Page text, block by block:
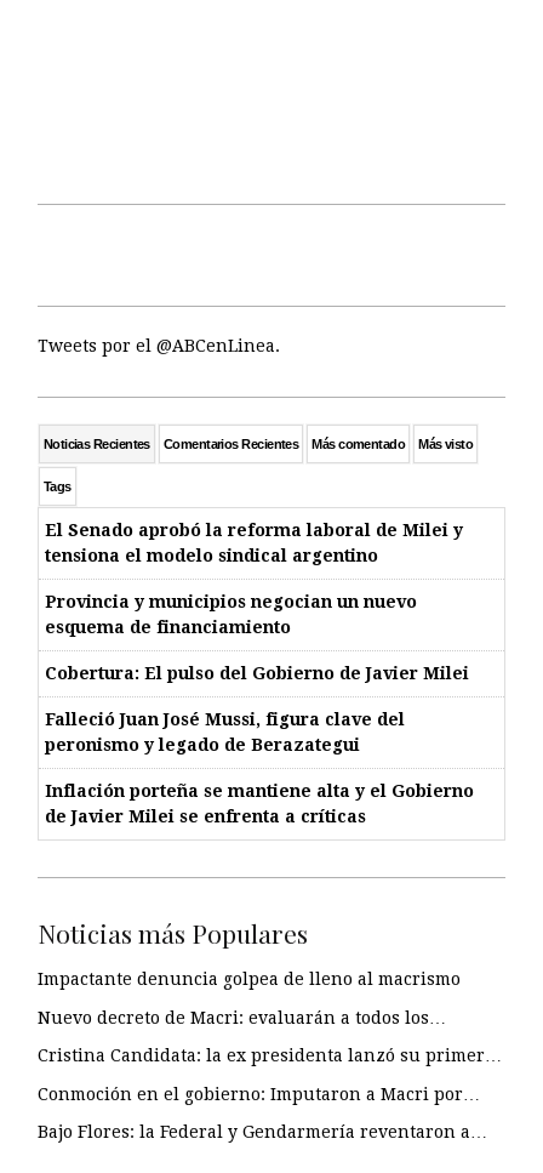
Tweets por el @ABCenLinea.
Noticias Recientes Comentarios Recientes Más comentado Más visto
Tags
El Senado aprobó la reforma laboral de Milei y
tensiona el modelo sindical argentino
Provincia y municipios negocian un nuevo
esquema de financiamiento
Cobertura: El pulso del Gobierno de Javier Milei
Falleció Juan José Mussi, figura clave del
peronismo y legado de Berazategui
Inflación porteña se mantiene alta y el Gobierno
de Javier Milei se enfrenta a críticas
Noticias más Populares
Impactante denuncia golpea de lleno al macrismo
Nuevo decreto de Macri: evaluarán a todos los…
Cristina Candidata: la ex presidenta lanzó su primer…
Conmoción en el gobierno: Imputaron a Macri por…
Bajo Flores: la Federal y Gendarmería reventaron a…